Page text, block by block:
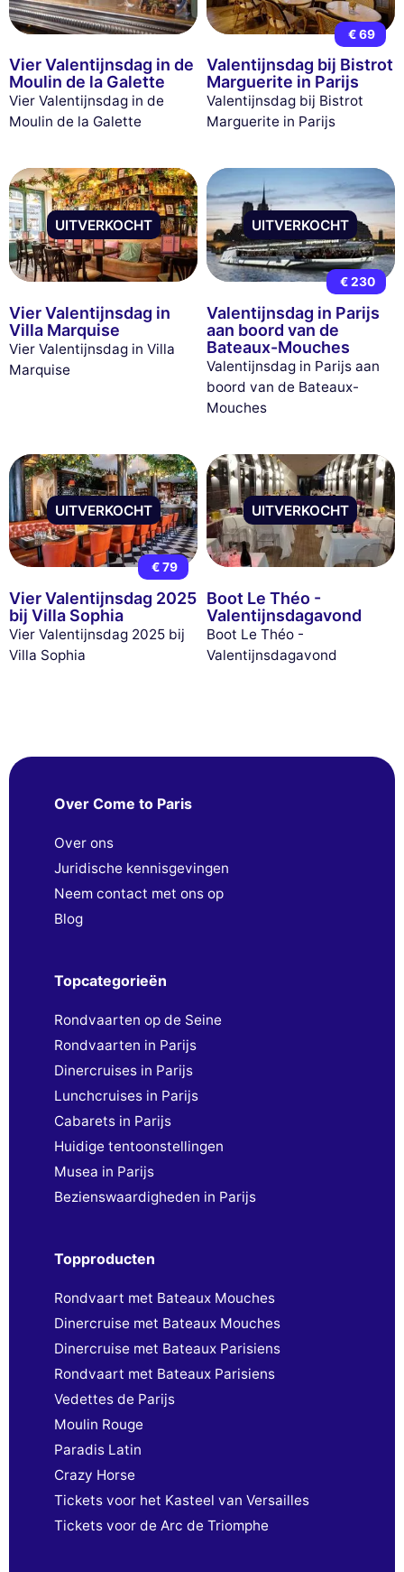
Vier Valentijnsdag in de
Moulin de la Galette
Vier Valentijnsdag in de
Moulin de la Galette
€ 69
Valentijnsdag bij Bistrot
Marguerite in Parijs
Valentijnsdag bij Bistrot
Marguerite in Parijs
UITVERKOCHT
Vier Valentijnsdag in
Villa Marquise
Vier Valentijnsdag in Villa
Marquise
UITVERKOCHT
€ 230
Valentijnsdag in Parijs
aan boord van de
Bateaux-Mouches
Valentijnsdag in Parijs aan
boord van de Bateaux-
Mouches
UITVERKOCHT
€ 79
Vier Valentijnsdag 2025
bij Villa Sophia
Vier Valentijnsdag 2025 bij
Villa Sophia
UITVERKOCHT
Boot Le Théo -
Valentijnsdagavond
Boot Le Théo -
Valentijnsdagavond
Over Come to Paris
Over ons
Juridische kennisgevingen
Neem contact met ons op
Blog
Topcategorieën
Rondvaarten op de Seine
Rondvaarten in Parijs
Dinercruises in Parijs
Lunchcruises in Parijs
Cabarets in Parijs
Huidige tentoonstellingen
Musea in Parijs
Bezienswaardigheden in Parijs
Topproducten
Rondvaart met Bateaux Mouches
Dinercruise met Bateaux Mouches
Dinercruise met Bateaux Parisiens
Rondvaart met Bateaux Parisiens
Vedettes de Parijs
Moulin Rouge
Paradis Latin
Crazy Horse
Tickets voor het Kasteel van Versailles
Tickets voor de Arc de Triomphe